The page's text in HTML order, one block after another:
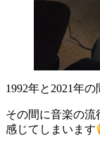
1992年と2021年
その間に音楽の流
感じてしまいます